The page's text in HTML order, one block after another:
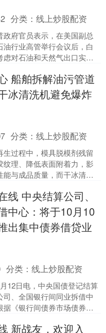
分类：线上炒股配资
政府官员表示，在美国副总
油行业高管举行会议后，白
虑对石油和天然气出口实施
出口进行限制....
船舶拆解油污管道
冰清洗机避免爆炸
分类：线上炒股配资
生过程中，模具脱模剂残留
纹理、降低表面附着力，影
能与成品质量，而干冰清洗
生品质的关....
线 中央结算公司、
中心：将于10月10
出集中债券借贷业
分类：线上炒股配资
12日电，中央国债登记结算
司、全国银行间同业拆借中
据《银行间债券市场债券借
算服务效率，....
新战友，欢迎入